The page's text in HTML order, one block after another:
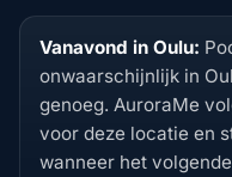
Vanavond in Oulu:
onwaarschijnlijk in
genoeg. AuroraMe
voor deze locatie en
wanneer het